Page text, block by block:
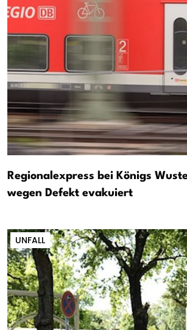
Regionalexpress bei Königs
wegen Defekt evakuiert
UNFALL